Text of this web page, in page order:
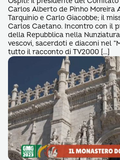
Carlos Alberto de Pinho Moreira
Tarquinio e Carlo Giacobbe; il
Carlos Caetano. Incontro con il
della Repubblica nella
vescovi, sacerdoti e diaconi nel
tutto il racconto di TV2000 […]